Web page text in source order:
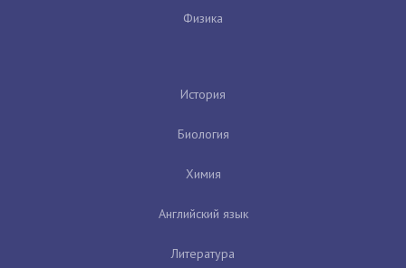
Физика
История
Биология
Химия
Английский язык
Литература